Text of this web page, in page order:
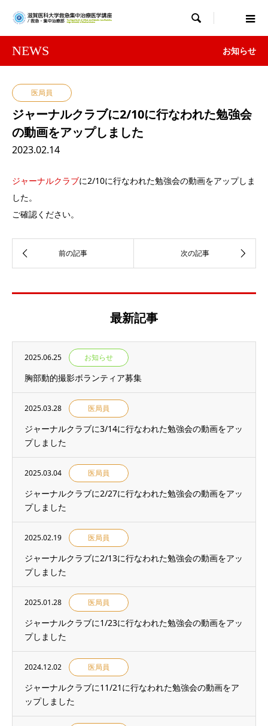

NEWS お知らせ
医局員
ジャーナルクラブに2/10に行なわれた勉強会
の動画をアップしました
2023.02.14
ジャーナルクラブに2/10に行なわれた勉強会の動画をアップしま
した。
ご確認ください。
最新記事
2025.06.25 お知らせ
胸部動的撮影ボランティア募集
2025.03.28 医局員
ジャーナルクラブに3/14に行なわれた勉強会の動画をアッ
プしました
2025.03.04 医局員
ジャーナルクラブに2/27に行なわれた勉強会の動画をアッ
プしました
2025.02.19 医局員
ジャーナルクラブに2/13に行なわれた勉強会の動画をアッ
プしました
2025.01.28 医局員
ジャーナルクラブに1/23に行なわれた勉強会の動画をアッ
プしました
2024.12.02 医局員
ジャーナルクラブに11/21に行なわれた勉強会の動画をア
ップしました